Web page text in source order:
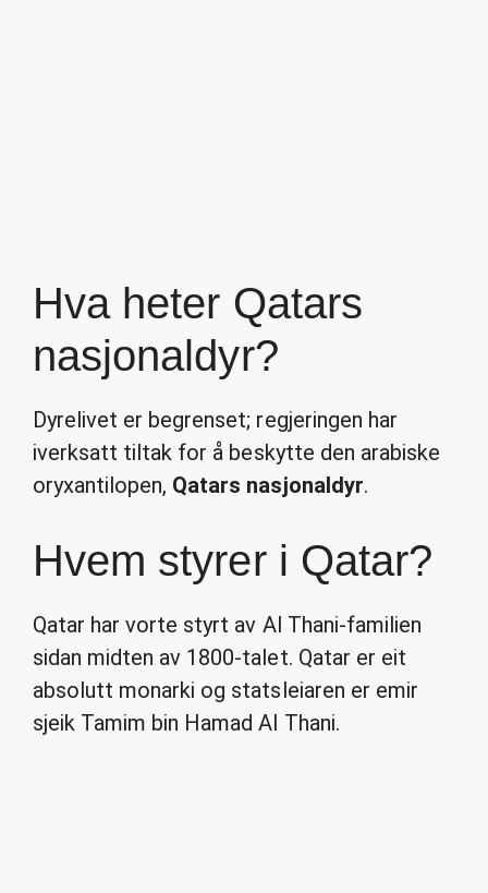
Hva heter Qatars
nasjonaldyr?
Dyrelivet er begrenset; regjeringen har
iverksatt tiltak for å beskytte den arabiske
oryxantilopen, Qatars nasjonaldyr.
Hvem styrer i Qatar?
Qatar har vorte styrt av Al Thani-familien
sidan midten av 1800-talet. Qatar er eit
absolutt monarki og statsleiaren er emir
sjeik Tamim bin Hamad Al Thani.